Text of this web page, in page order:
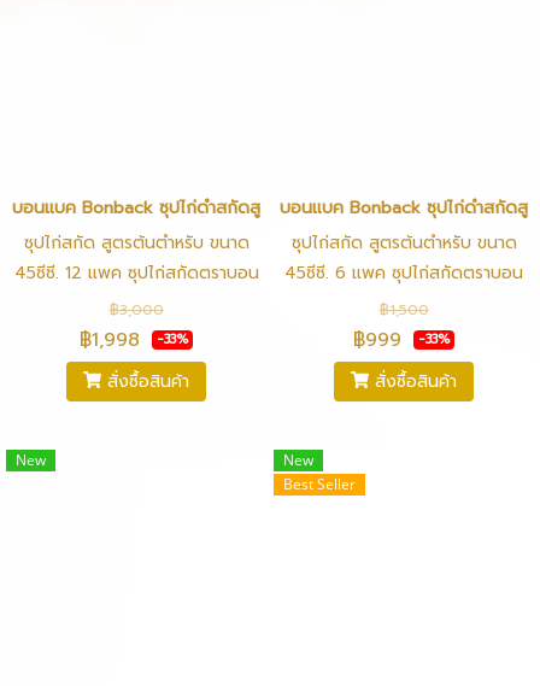
บอนแบค Bonback ซุปไก่ดำสกัดสูตรต้นตำหรับ 45 ซีซี (12แพค)
ซุปไก่สกัด สูตรต้นตำหรับ ขนาด
45ซีซี. 12 แพค ซุปไก่สกัดตราบอน
แบค สกัดจากไก่รุ่นที่เลือกสรรแล้ว
ผ่านกรรมวิธีที่ทันสมัย สะอาด ถูก
หลักอนามัย ผ่านการตรวจสอบ
คุณภาพและฆ่าเชื้อด้วยระบบความ
เสียเจือปน ให้คุณค่าทางอาหารที่มี
฿3,000
฿1,998 -33%
สั่งซื้อสินค้า
บอนแบค Bonback ซุปไก่ดำสกัดสู
ซุปไก่สกัด สูตรต้นตำหรับ ขนาด
45ซีซี. 6 แพค ซุปไก่สกัดตราบอน
แบค สกัดจากไก่รุ่นที่เลือกสรรแล้ว
ผ่านกรรมวิธีที่ทันสมัย สะอาด ถูก
หลักอนามัย ผ่านการตรวจสอบ
คุณภาพและฆ่าเชื้อด้วยระบบความ
เสียเจือปน ให้คุณค่าทางอาหารที่มี
คุณประโยชน์ในการบำรุงร่างกาย
฿1,500
฿999 -33%
สั่งซื้อสินค้า
New
New
Best Seller